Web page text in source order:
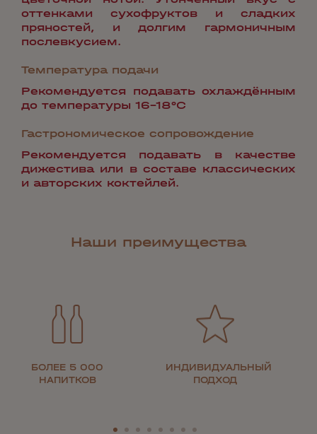
оттенками сухофруктов и сладких
пряностей, и долгим гармоничным
послевкусием.
Температура подачи
Рекомендуется подавать охлаждённым
до температуры 16-18°С
Гастрономическое сопровождение
Рекомендуется подавать в качестве
дижестива или в составе классических
и авторских коктейлей.
Наши преимущества
БОЛЕЕ 5 000
НАПИТКОВ
ИНДИВИДУАЛЬНЫЙ
ПОДХОД